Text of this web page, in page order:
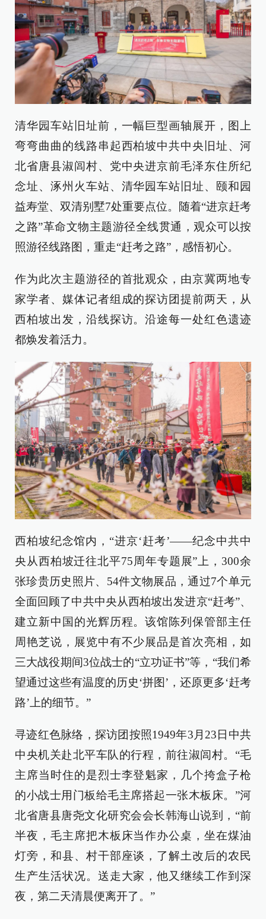
清华园车站旧址前，一幅巨型画轴展开，图上
弯弯曲曲的线路串起西柏坡中共中央旧址、河
北省唐县淑闾村、党中央进京前毛泽东住所纪
念址、涿州火车站、清华园车站旧址、颐和园
益寿堂、双清别墅7处重要点位。随着“进京赶考
之路”革命文物主题游径全线贯通，观众可以按
照游径线路图，重走“赶考之路”，感悟初心。
作为此次主题游径的首批观众，由京冀两地专
家学者、媒体记者组成的探访团提前两天，从
西柏坡出发，沿线探访。沿途每一处红色遗迹
都焕发着活力。
西柏坡纪念馆内，“进京‘赶考’——纪念中共中
央从西柏坡迁往北平75周年专题展”上，300余
张珍贵历史照片、54件文物展品，通过7个单元
全面回顾了中共中央从西柏坡出发进京“赶考”、
建立新中国的光辉历程。该馆陈列保管部主任
周艳芝说，展览中有不少展品是首次亮相，如
三大战役期间3位战士的“立功证书”等，“我们希
望通过这些有温度的历史‘拼图’，还原更多‘赶考
路’上的细节。”
寻迹红色脉络，探访团按照1949年3月23日中共
中央机关赴北平车队的行程，前往淑闾村。“毛
主席当时住的是烈士李登魁家，几个挎盒子枪
的小战士用门板给毛主席搭起一张木板床。”河
北省唐县唐尧文化研究会会长韩海山说到，“前
半夜，毛主席把木板床当作办公桌，坐在煤油
灯旁，和县、村干部座谈，了解土改后的农民
生产生活状况。送走大家，他又继续工作到深
夜，第二天清晨便离开了。”